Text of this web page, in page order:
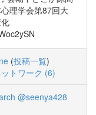
理学会第87回大
(投稿一覧)
トワーク (6)
@seenya428